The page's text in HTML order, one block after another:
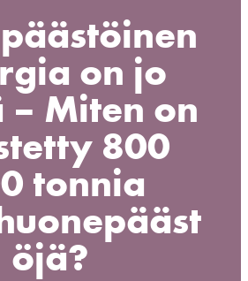
on jo
Miten on
800
tonnia
öjä?